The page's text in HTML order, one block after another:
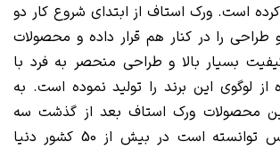
است. ورک استاف از ابتدای شروع کار دو
طراحی را در کنار هم قرار داده و محصولات
بسیار بالا و طراحی منحصر به فرد با
لوگوی این برند را تولید نموده است. به
محصولات ورک استاف بعد از گذشت سه
سال از ابتدای تاسیس توانسته است در بیش از 50 کشور دنیا